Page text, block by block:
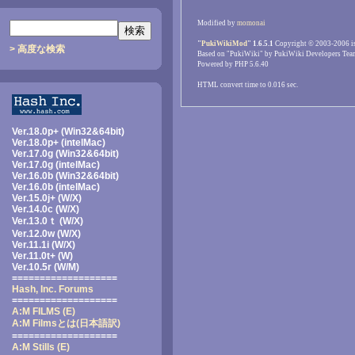
> 高度な検索
Ver.18.0p+ (Win32&64bit)
Ver.18.0p+ (intelMac)
Ver.17.0g (Win32&64bit)
Ver.17.0g (intelMac)
Ver.16.0b (Win32&64bit)
Ver.16.0b (intelMac)
Ver.15.0j+ (W/X)
Ver.14.0c (W/X)
Ver.13.0ｔ (W/X)
Ver.12.0w (W/X)
Ver.11.1i (W/X)
Ver.11.0t+ (W)
Ver.10.5r (W/M)
===================
Hash, Inc. Forums
===================
A:M FILMS (E)
A:M Filmsとは(日本語訳)
===================
A:M Stills (E)
Modified by momonai
"PukiWikiMod" 1.6.5.1 Copyright © 2003-2006
Based on "PukiWiki" by PukiWiki Developers
Powered by PHP 5.6.40
HTML convert time to 0.016 sec.